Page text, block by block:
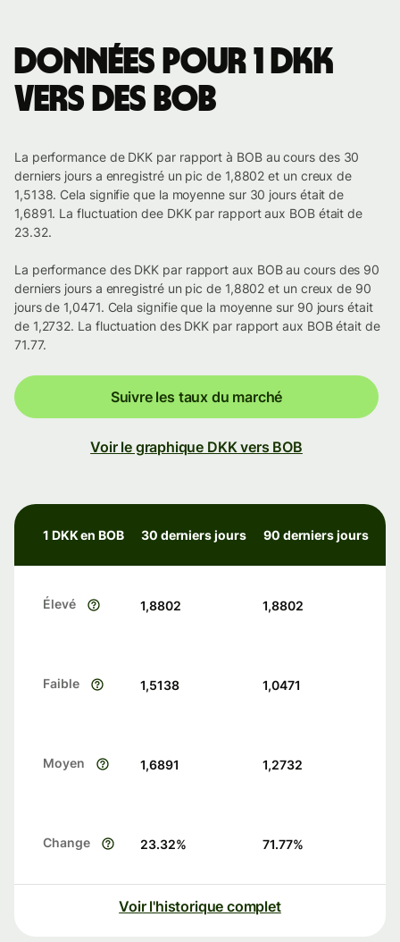
Données pour 1 DKK
vers des BOB
La performance de DKK par rapport à BOB au cours des 30
derniers jours a enregistré un pic de 1,8802 et un creux de
1,5138. Cela signifie que la moyenne sur 30 jours était de
1,6891. La fluctuation dee DKK par rapport aux BOB était de
23.32.
La performance des DKK par rapport aux BOB au cours des 90
derniers jours a enregistré un pic de 1,8802 et un creux de 90
jours de 1,0471. Cela signifie que la moyenne sur 90 jours était
de 1,2732. La fluctuation des DKK par rapport aux BOB était de
71.77.
Suivre les taux du marché
Voir le graphique DKK vers BOB
1 DKK en BOB 30 derniers jours 90 derniers jours
Élevé 1,8802 1,8802
Faible 1,5138 1,0471
Moyen 1,6891 1,2732
Change 23.32% 71.77%
Voir l'historique complet